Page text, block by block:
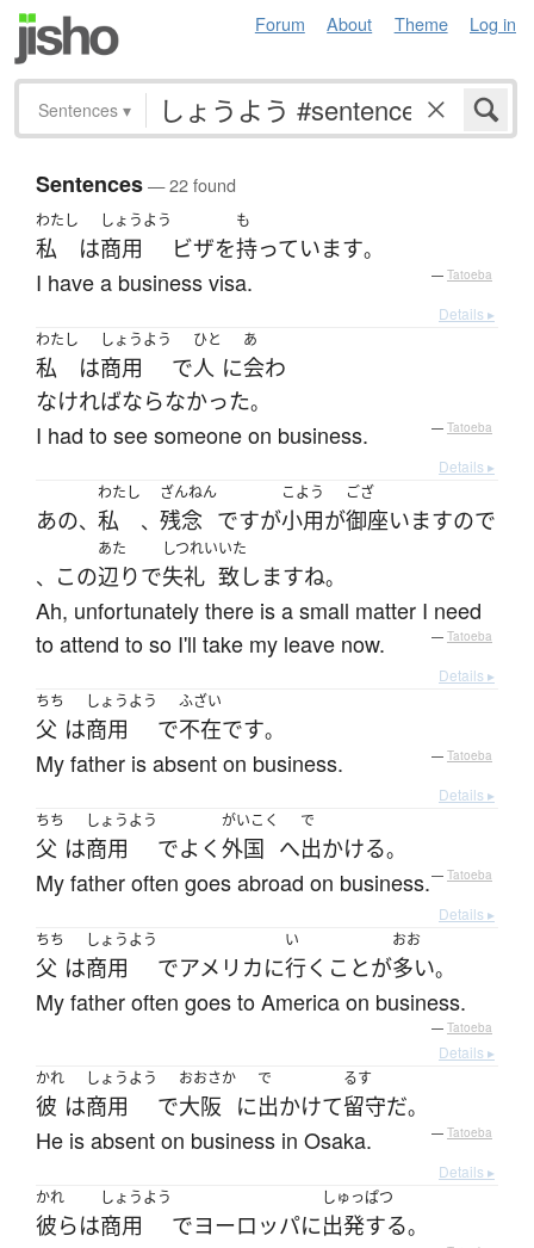
Forum About Theme Log in
Sentences ▾
Sentences— 22 found
わたし
私 は
しょうよう
商用 ビザを
も
持っています。
I have a business visa. — Tatoeba
Details ▸
わたし
私 は
しょうよう
商用 で
ひと
人 に
あ
会わ
なければならなかった。
I had to see someone on business. — Tatoeba
Details ▸
あの、
わたし
私 、
ざんねん
残念 ですが
こよう
小用が
ござ
御座いますので
、 この
あた
辺りで
しつれい
失礼
いた
致しますね。
Ah, unfortunately there is a small matter I need
to attend to so I'll take my leave now.
— Tatoeba
Details ▸
ちち
父 は
しょうよう
商用 で
ふざい
不在です。
My father is absent on business. — Tatoeba
Details ▸
ちち
父 は
しょうよう
商用 でよく
がいこく
外国 へ
で
出かける。
My father often goes abroad on business.— Tatoeba
Details ▸
ちち
父 は
しょうよう
商用 でアメリカに
い
行く ことが
おお
多い。
My father often goes to America on business.
— Tatoeba
Details ▸
かれ
彼 は
しょうよう
商用 で
おおさか
大阪 に
で
出かけて
るす
留守だ。
He is absent on business in Osaka. — Tatoeba
Details ▸
かれ
彼らは
しょうよう
商用 でヨーロッパに
しゅっぱつ
出発する。